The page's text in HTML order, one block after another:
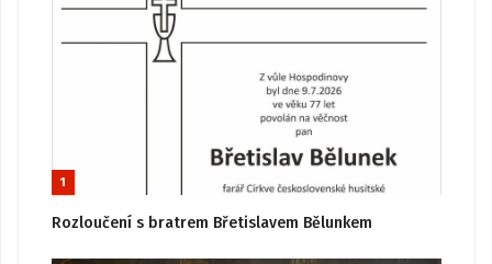
1
Rozloučení s bratrem Břetislavem Bělunkem